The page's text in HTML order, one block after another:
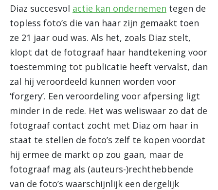
Diaz succesvol actie kan ondernemen tegen de
topless foto’s die van haar zijn gemaakt toen
ze 21 jaar oud was. Als het, zoals Diaz stelt,
klopt dat de fotograaf haar handtekening voor
toestemming tot publicatie heeft vervalst, dan
zal hij veroordeeld kunnen worden voor
‘forgery’. Een veroordeling voor afpersing ligt
minder in de rede. Het was weliswaar zo dat de
fotograaf contact zocht met Diaz om haar in
staat te stellen de foto’s zelf te kopen voordat
hij ermee de markt op zou gaan, maar de
fotograaf mag als (auteurs-)rechthebbende
van de foto’s waarschijnlijk een dergelijk